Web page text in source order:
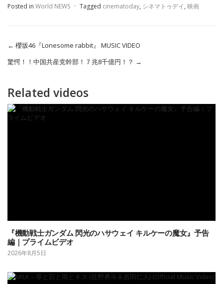
Posted in World NEWS · Tagged cinematoday, シネマトゥデイ, 映画
← 櫻坂46『Lonesome rabbit』 MUSIC VIDEO
驚愕！！中国共産党幹部！７兆8千億円！？ →
Related videos
『機動戦士ガンダム 閃光のハサウェイ キルケーの魔女』予告
編｜プライムビデオ
2026年8月5日